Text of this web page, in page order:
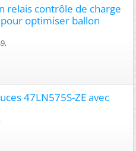
relais contrôle de charge
optimiser ballon
47LN575S-ZE avec